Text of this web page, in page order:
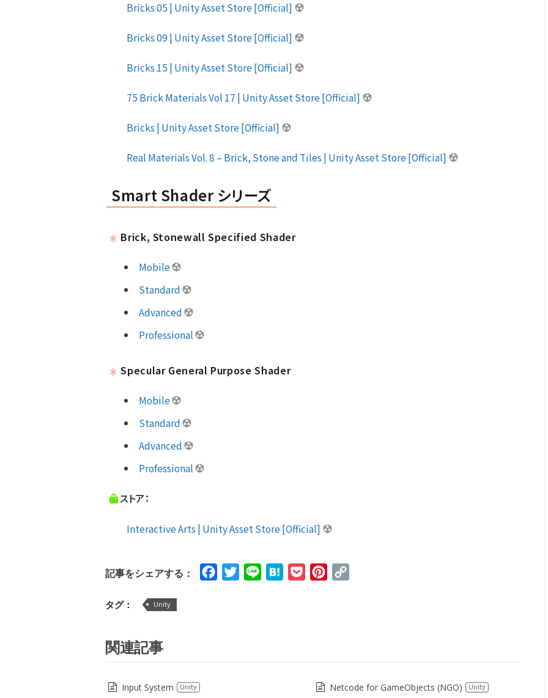
Bricks 05 | Unity Asset Store [Official]
Bricks 09 | Unity Asset Store [Official]
Bricks 15 | Unity Asset Store [Official]
75 Brick Materials Vol 17 | Unity Asset Store [Official]
Bricks | Unity Asset Store [Official]
Real Materials Vol. 8 – Brick, Stone and Tiles | Unity Asset Store [Official]
Smart Shader シリーズ
Brick, Stonewall Specified Shader
Mobile
Standard
Advanced
Professional
Specular General Purpose Shader
Mobile
Standard
Advanced
Professional
ストア：
Interactive Arts | Unity Asset Store [Official]
記事をシェアする： FacebookTwitterLine HatenaPocketPinterest
タグ： Unity
関連記事
Input System Unity Netcode for GameObjects (NGO) Unity